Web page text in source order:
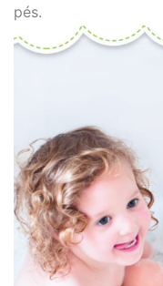
pés.